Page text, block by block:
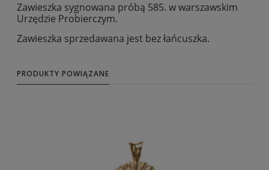
Zawieszka sygnowana próbą 585. w warszawskim
Urzędzie Probierczym.
Zawieszka sprzedawana jest bez łańcuszka.
PRODUKTY POWIĄZANE